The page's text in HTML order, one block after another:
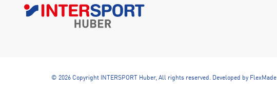
© 2026 Copyright INTERSPORT Huber, All rights reserved. Developed by FlexMade